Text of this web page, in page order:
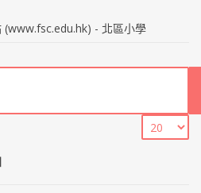
(www.fsc.edu.hk) - 北區小學